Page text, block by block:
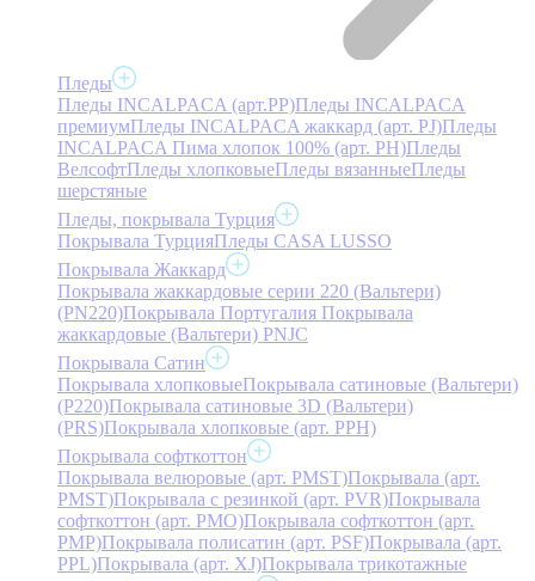
Пледы
Пледы INCALPACA (арт.PP)Пледы INCALPACA
премиумПледы INCALPACA жаккард (арт. PJ)Пледы
INCALPACA Пима хлопок 100% (арт. PH)Пледы
ВелсофтПледы хлопковыеПледы вязанныеПледы
шерстяные
Пледы, покрывала Турция
Покрывала ТурцияПледы CASA LUSSO
Покрывала Жаккард
Покрывала жаккардовые серии 220 (Вальтери)
(PN220)Покрывала Португалия Покрывала
жаккардовые (Вальтери) PNJC
Покрывала Сатин
Покрывала хлопковыеПокрывала сатиновые (Вальтери)
(P220)Покрывала сатиновые 3D (Вальтери)
(PRS)Покрывала хлопковые (арт. PPH)
Покрывала софткоттон
Покрывала велюровые (арт. PMST)Покрывала (арт.
PMST)Покрывала с резинкой (арт. PVR)Покрывала
софткоттон (арт. PMO)Покрывала софткоттон (арт.
PMP)Покрывала полисатин (арт. PSF)Покрывала (арт.
PPL)Покрывала (арт. XJ)Покрывала трикотажные